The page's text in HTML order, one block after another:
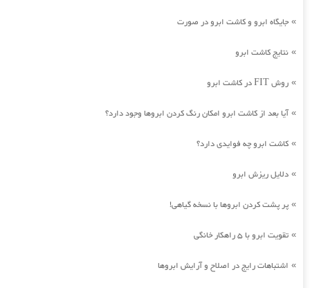
» جایگاه ابرو و کاشت ابرو در صورت
» نتایج کاشت ابرو
» روش FIT در کاشت ابرو
»آیا بعد از کاشت ابرو امکان رنگ کردن ابروها وجود دارد؟
» کاشت ابرو چه فوایدی دارد؟
» دلایل ریزش ابرو
» پر پشت کردن ابروها با نسخه گیاهی!
» تقویت ابرو با 5 راهکار خانگی
» اشتباهات رایج در اصلاح و آرایش ابروها